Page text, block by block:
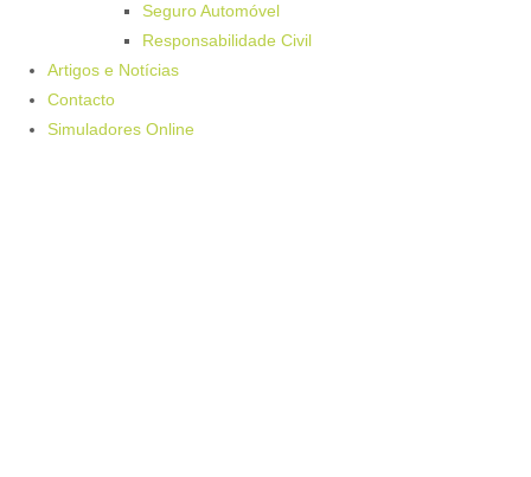
Seguro Automóvel
Responsabilidade Civil
Artigos e Notícias
Contacto
Simuladores Online